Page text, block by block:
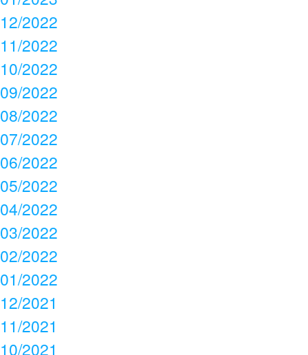
12/2022
11/2022
10/2022
09/2022
08/2022
07/2022
06/2022
05/2022
04/2022
03/2022
02/2022
01/2022
12/2021
11/2021
10/2021